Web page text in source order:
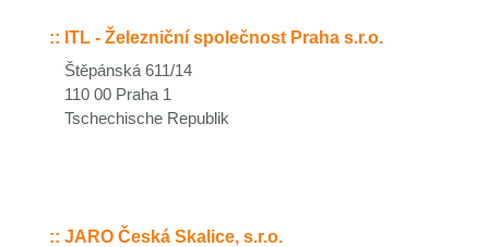
:: ITL - Železniční společnost Praha s.r.o.
Štěpánská 611/14
110 00 Praha 1
Tschechische Republik
:: JARO Česká Skalice, s.r.o.